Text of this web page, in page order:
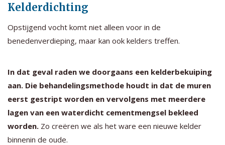
Kelderdichting
Opstijgend vocht komt niet alleen voor in de
benedenverdieping, maar kan ook kelders treffen.
In dat geval raden we doorgaans een kelderbekuiping
aan. Die behandelingsmethode houdt in dat de muren
eerst gestript worden en vervolgens met meerdere
lagen van een waterdicht cementmengsel bekleed
worden. Zo creëren we als het ware een nieuwe kelder
binnenin de oude.